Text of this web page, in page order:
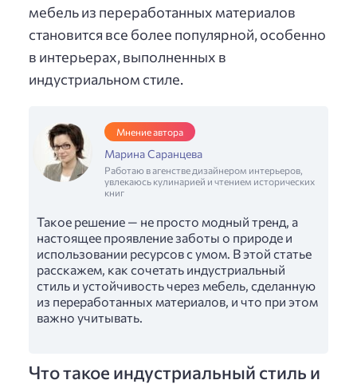
мебель из переработанных материалов
становится все более популярной, особенно
в интерьерах, выполненных в
индустриальном стиле.
Мнение автора
Марина Саранцева
Работаю в агенстве дизайнером интерьеров,
увлекаюсь кулинарией и чтением исторических
книг
Такое решение — не просто модный тренд, а
настоящее проявление заботы о природе и
использовании ресурсов с умом. В этой статье
расскажем, как сочетать индустриальный
стиль и устойчивость через мебель, сделанную
из переработанных материалов, и что при этом
важно учитывать.
Что такое индустриальный стиль и